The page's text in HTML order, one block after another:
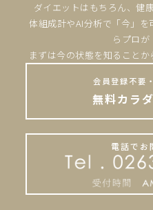
ダイエットはもちろん、健
体組成計やAI分析で「今」
らプロが
まずは今の状態を知ることか
会員登録不要
無料カラ
電話でお